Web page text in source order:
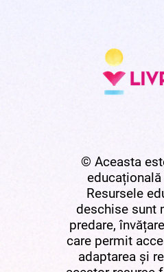
© Aceasta
Resursele
deschise sunt
predare,
care permit
adaptarea și